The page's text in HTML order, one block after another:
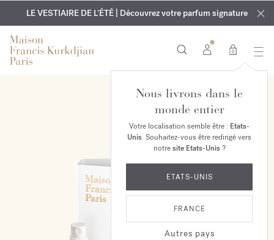
EXCLUSIF | Découvrez le nouveau parfum OUD
velvet mood
dans votre commande*
GRAVURE OFFERTE | Sur tous les parfums et huiles pour le
corps jusqu'au 9 août
LE VESTIAIRE DE L'ÉTÉ | Découvrez votre parfum signature
0
Nous livrons dans le
monde entier
Votre localisation semble être : Etats-
Unis. Souhaitez-vous être redirigé vers
notresite Etats-Unis?
ETATS-UNIS
FRANCE
Autres pays